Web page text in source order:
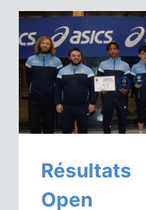
HOLD
Résultats
Open